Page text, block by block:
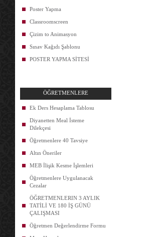
Poster Yapma
Classroomscreen
Çizim to Animasyon
Sınav Kağıdı Şablonu
POSTER YAPMA SİTESİ
ÖĞRETMENLERE
Ek Ders Hesaplama Tablosu
Diyanetten Meal İsteme
Dilekçesi
Öğretmenlere 40 Tavsiye
Altın Öneriler
MEB İlişik Kesme İşlemleri
Öğretmenlere Uygulanacak
Cezalar
ÖĞRETMENLERIN 3 AYLIK
TATİLİ VE 180 İŞ GÜNÜ
ÇALIŞMASI
Öğretmen Değerlendirme Formu